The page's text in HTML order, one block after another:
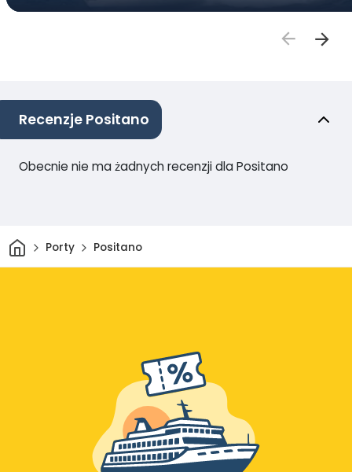
Recenzje Positano
Obecnie nie ma żadnych recenzji dla Positano
DomPorty Positano